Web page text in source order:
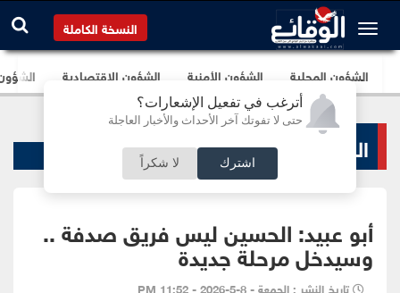
أترغب في تفعيل الإشعارات؟
حتى لا تفوتك آخر الأحداث والأخبار العاجلة
اشترك لا شكراً
النسخة الكاملة
الشؤون المحلية الشؤون الأمنية الشؤون الإقتصادية
الرياضة المحلية
أبو عبيد: الحسين ليس فريق صدفة ..
وسيدخل مرحلة جديدة
تاريخ النشر : الجمعة - 8-5-2026 - 11:52 PM